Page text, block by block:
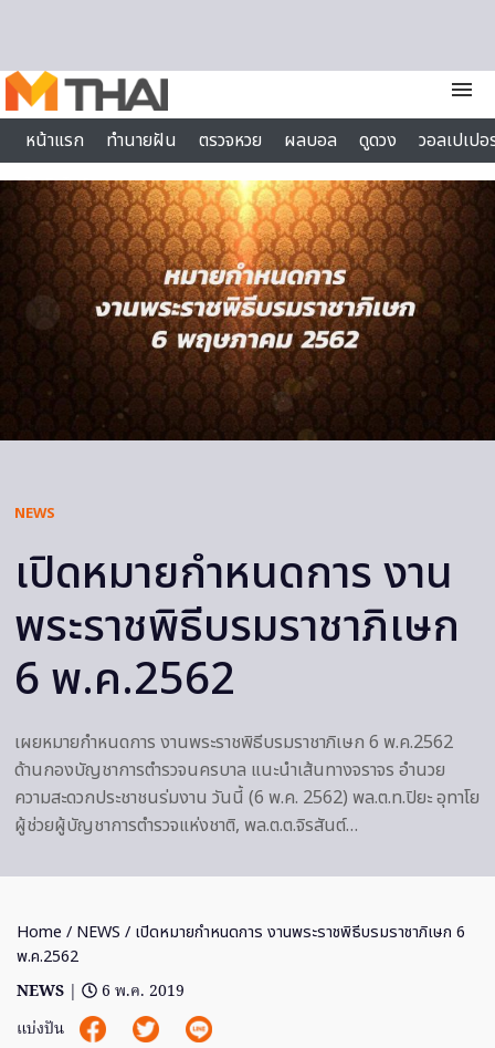
menu
หน้าแรก
ทำนายฝัน ตรวจหวย ผลบอล ดูดวง
วอลเปเป
ไลฟ์สไตล์
NEWS
เปิดหมายกำหนดการ งาน
พระราชพิธีบรมราชาภิเษก
6 พ.ค.2562
เผยหมายกำหนดการ งานพระราชพิธีบรมราชาภิเษก 6 พ.ค.2562
ด้านกองบัญชาการตำรวจนครบาล แนะนําเส้นทางจราจร อำนวย
ความสะดวกประชาชนร่มงาน วันนี้ (6 พ.ค. 2562) พล.ต.ท.ปิยะ อุทาโย
ผู้ช่วยผู้บัญชาการตำรวจแห่งชาติ, พล.ต.ต.จิรสันต์…
Home / NEWS / เปิดหมายกำหนดการ งานพระราชพิธีบรมราชาภิเษก 6
พ.ค.2562
NEWS |
6 พ.ค. 2019
แบ่งปัน